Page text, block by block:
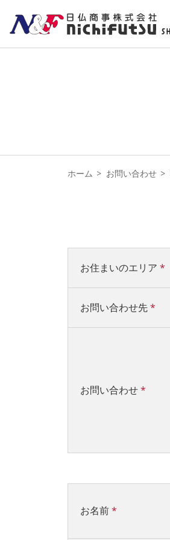
ホーム お問い合わせ
お住まいのエリア *
お問い合わせ先*
お問い合わせ*
お名前*